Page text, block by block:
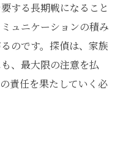
する長期戦になること
ュニケーションの積み
のです。探偵は、家族
、最大限の注意を払
責任を果たしていく必